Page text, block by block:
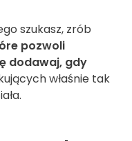
szukasz, zrób
pozwoli
dodawaj, gdy
właśnie tak